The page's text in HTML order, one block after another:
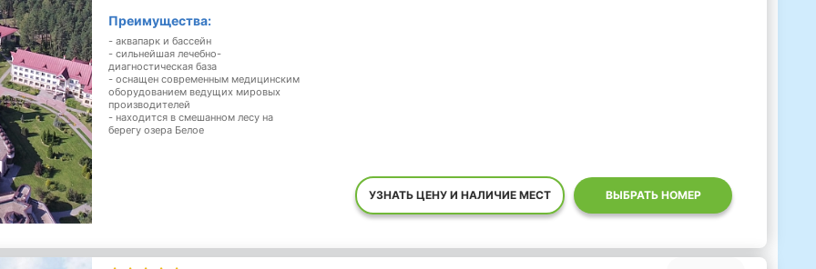
Преимущества:
- аквапарк и бассейн
- сильнейшая лечебно-
диагностическая база
- оснащен современным медицинским
оборудованием ведущих мировых
производителей
- находится в смешанном лесу на
берегу озера Белое
УЗНАТЬ ЦЕНУ И НАЛИЧИЕ МЕСТ ВЫБРАТЬ НОМЕР